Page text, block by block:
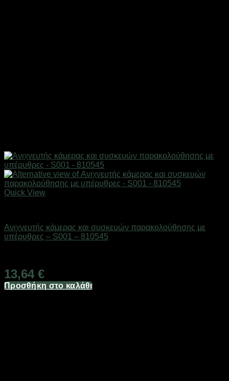
Quick View
Ανιχνευτής κάμερας και συσκευών παρακολούθησης με
υπέρυθρες – S001 – 810545
13,64 €
Προσθήκη στο καλάθι